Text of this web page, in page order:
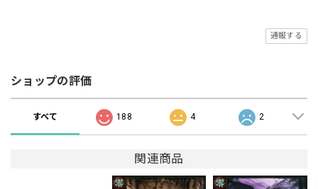
通報する
ショップの評価
すべて 188 4 2
関連商品